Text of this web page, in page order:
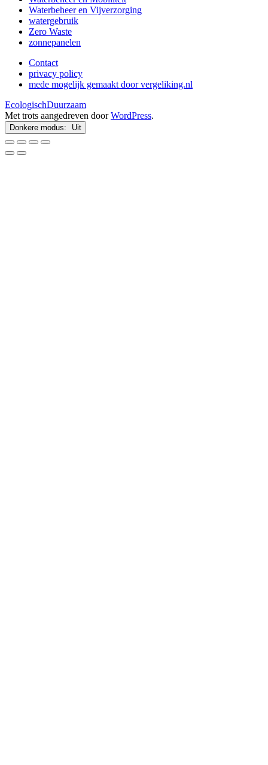
Waterbeheer en Vijverzorging
watergebruik
Zero Waste
zonnepanelen
Contact
privacy policy
mede mogelijk gemaakt door vergeliking.nl
EcologischDuurzaam
Met trots aangedreven doorWordPress.
Donkere modus: